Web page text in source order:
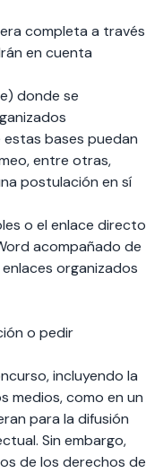
completa a través
en cuenta
donde se
bases puedan
entre otras,
postulación en sí
o el enlace directo
acompañado de
organizados
o pedir
incluyendo la
medios, como en un
para la difusión
Sin embargo,
de los derechos de